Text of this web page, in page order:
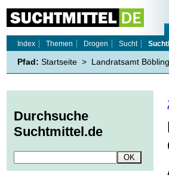
Index
Themen Drogen Sucht
Pfad: Startseite > Landratsamt
Durchsuche
Suchtmittel.de